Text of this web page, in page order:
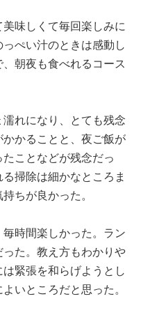
味しくて毎回楽しみに
ぺい汁のときは感動し
朝夜も食べれるコース
れになり、とても残念
かることと、夜ご飯が
ことなどが残念だっ
掃除は細かなところま
ちが良かった。
時間楽しかった。ラン
た。教え方もわかりや
緊張を和らげようとし
いところだと思った。